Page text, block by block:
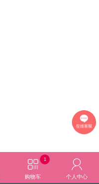
购物车
1
个人中心